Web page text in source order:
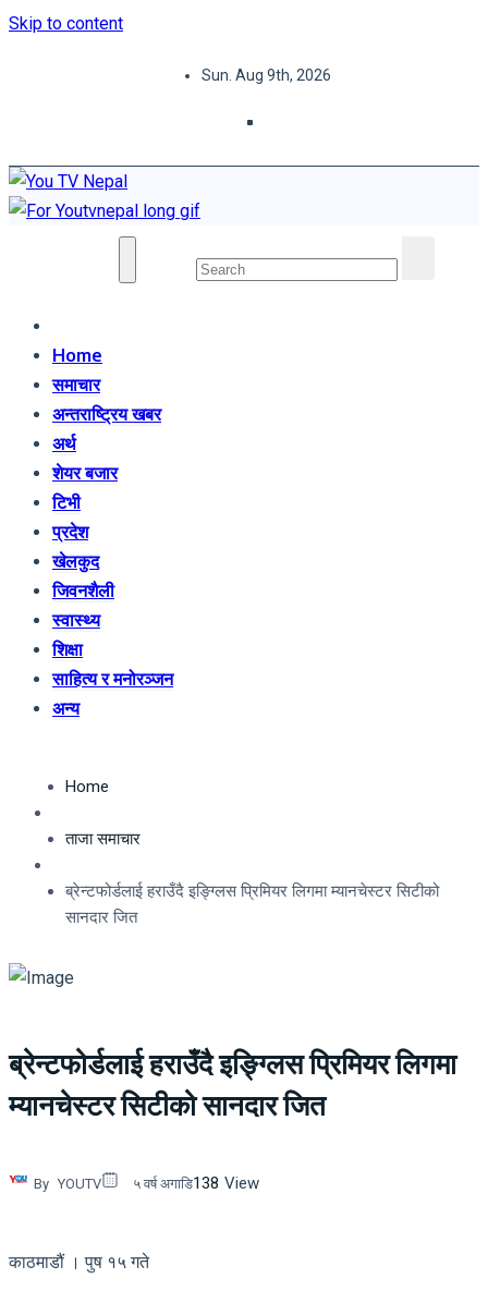
Skip to content
Sun. Aug 9th, 2026
Home
समाचार
अन्तराष्ट्रिय खबर
अर्थ
शेयर बजार
टिभी
प्रदेश
खेलकुद
जिवनशैली
स्वास्थ्य
शिक्षा
साहित्य र मनोरञ्जन
अन्य
Home
ताजा समाचार
ब्रेन्टफोर्डलाई हराउँदै इङ्ग्लिस प्रिमियर लिगमा म्यानचेस्टर सिटीको
सानदार जित
ब्रेन्टफोर्डलाई हराउँदै इङ्ग्लिस प्रिमियर लिगमा
म्यानचेस्टर सिटीको सानदार जित
By YOUTV ५ वर्ष अगाडि138 View
काठमाडौं । पुष १५ गते